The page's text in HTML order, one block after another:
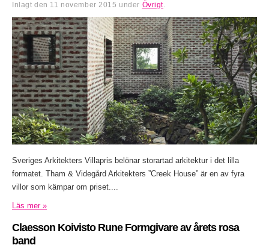
Inlagt den 11 november 2015 under Övrigt
Sveriges Arkitekters Villapris belönar storartad arkitektur i det lilla
formatet. Tham & Videgård Arkitekters ”Creek House” är en av fyra
villor som kämpar om priset....
Läs mer »
Claesson Koivisto Rune Formgivare av årets rosa
band